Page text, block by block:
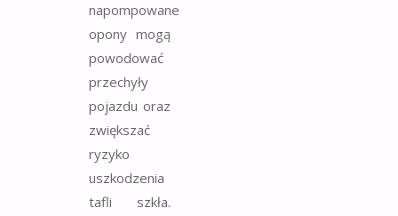
napompowane
opony mogą
powodować
przechyły
pojazdu oraz
zwiększać
ryzyko
uszkodzenia
tafli szkła.